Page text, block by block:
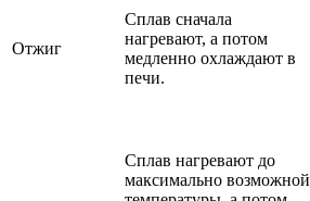
Отжиг
Сплав сначала
нагревают, а потом
медленно охлаждают в
печи.
Сплав нагревают до
максимально возможной